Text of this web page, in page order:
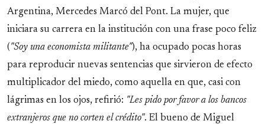
Argentina, Mercedes Marcó del Pont. La mujer, que
iniciara su carrera en la institución con una frase poco feliz
( "Soy una economista militante"), ha ocupado pocas horas
para reproducir nuevas sentencias que sirvieron de efecto
multiplicador del miedo, como aquella en que, casi con
lágrimas en los ojos, refirió: "Les pido por favor a los bancos
extranjeros que no corten el crédito". El bueno de Miguel